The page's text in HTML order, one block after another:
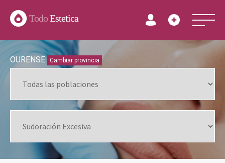
TodoEstetica
OURENSE Cambiar provincia